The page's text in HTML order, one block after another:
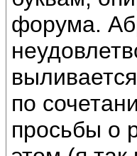
форума.
по
просьбы о